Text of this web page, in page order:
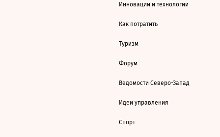
Инновации и технологии
Как потратить
Туризм
Форум
Ведомости Северо-Запад
Идеи управления
Спорт